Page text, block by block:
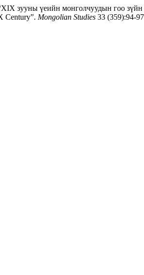
зууны үеийн монголчуудын гоо зүйн
Century”. Mongolian Studies 33 (359):94-